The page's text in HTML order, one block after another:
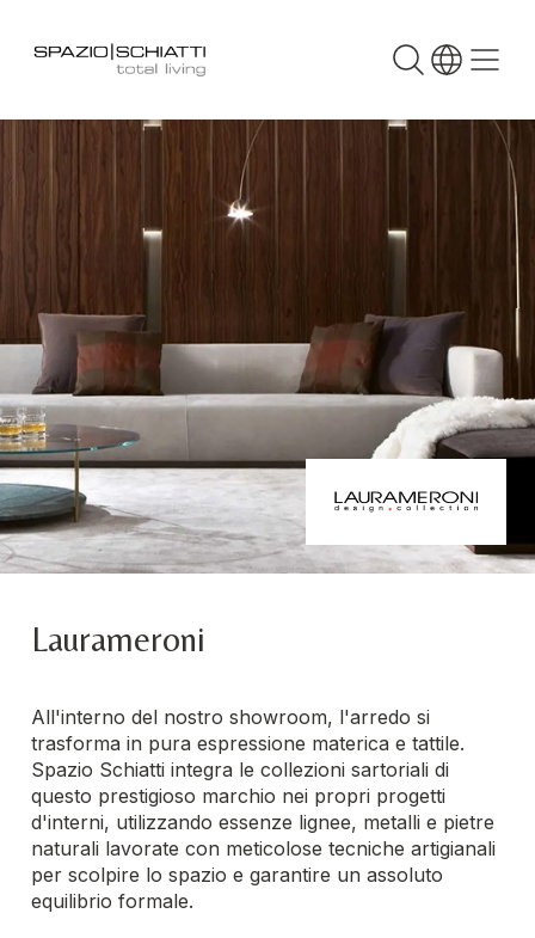
Laurameroni
All'interno del nostro showroom, l'arredo si
trasforma in pura espressione materica e tattile.
Spazio Schiatti integra le collezioni sartoriali di
questo prestigioso marchio nei propri progetti
d'interni, utilizzando essenze lignee, metalli e pietre
naturali lavorate con meticolose tecniche artigianali
per scolpire lo spazio e garantire un assoluto
equilibrio formale.